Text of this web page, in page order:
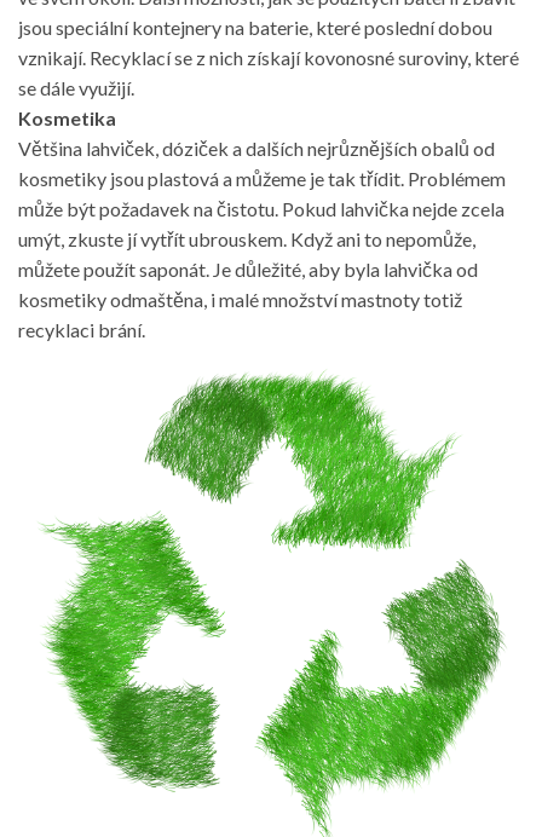
jsou speciální kontejnery na baterie, které poslední dobou
vznikají. Recyklací se z nich získají kovonosné suroviny, které
se dále využijí.
Kosmetika
Většina lahviček, dóziček a dalších nejrůznějších obalů od
kosmetiky jsou plastová a můžeme je tak třídit. Problémem
může být požadavek na čistotu. Pokud lahvička nejde zcela
umýt, zkuste jí vytřít ubrouskem. Když ani to nepomůže,
můžete použít saponát. Je důležité, aby byla lahvička od
kosmetiky odmaštěna, i malé množství mastnoty totiž
recyklaci brání.